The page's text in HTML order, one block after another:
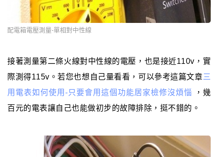
配電箱電壓測量-單相對中性線
接著測量第二條火線對中性線的電壓，也是接近110v，實
際測得115v。若您也想自己量看看，可以參考這篇文章三
用電表如何使用-只要會用這個功能居家檢修沒煩惱 ，幾
百元的電表讓自己也能做初步的故障排除，挺不錯的。